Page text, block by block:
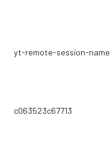
yt-remote-session-name
c063523c67713